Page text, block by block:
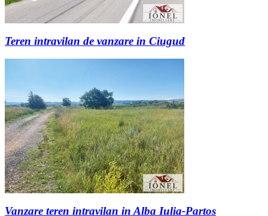
Teren intravilan de vanzare in Ciugud
Vanzare teren intravilan in Alba Iulia-Partos